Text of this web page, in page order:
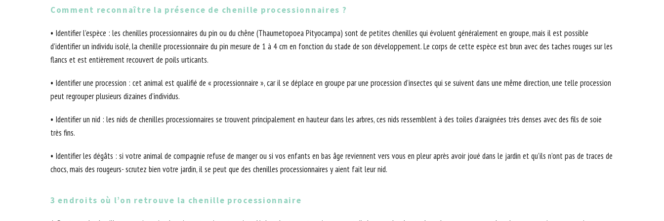
Comment reconnaître la présence de chenille processionnaires ?
• Identifier l’espèce : les chenilles processionnaires du pin ou du chêne (Thaumetopoea Pityocampa) sont de petites chenilles qui évoluent généralement en groupe, mais il est possible
d’identifier un individu isolé, la chenille processionnaire du pin mesure de 1 à 4 cm en fonction du stade de son développement. Le corps de cette espèce est brun avec des taches rouges sur les
flancs et est entièrement recouvert de poils urticants.
• Identifier une procession : cet animal est qualifié de « processionnaire », car il se déplace en groupe par une procession d’insectes qui se suivent dans une même direction, une telle procession
peut regrouper plusieurs dizaines d’individus.
• Identifier un nid : les nids de chenilles processionnaires se trouvent principalement en hauteur dans les arbres, ces nids ressemblent à des toiles d’araignées très denses avec des fils de soie
très fins.
• Identifier les dégâts : si votre animal de compagnie refuse de manger ou si vos enfants en bas âge reviennent vers vous en pleur après avoir joué dans le jardin et qu’ils n’ont pas de traces de
chocs, mais des rougeurs- scrutez bien votre jardin, il se peut que des chenilles processionnaires y aient fait leur nid.
3 endroits où l’on retrouve la chenille processionnaire